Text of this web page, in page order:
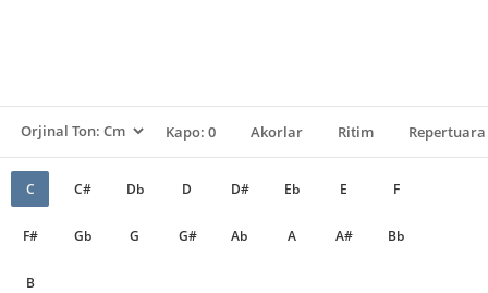
Kapo: 0 Akorlar Ritim Repertuara
C C# Db D D# Eb E F
F# Gb G G# Ab A A# Bb
B